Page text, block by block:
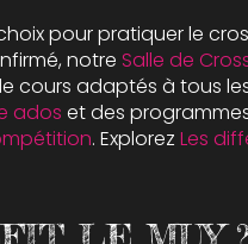
pour pratiquer le
notre Salle de
cours adaptés à tous
ados et des
. Explorez Les